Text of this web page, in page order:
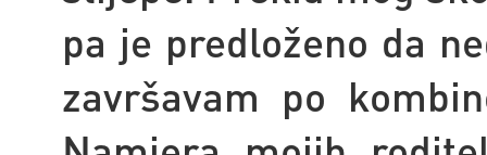
pa je predloženo da
završavam po